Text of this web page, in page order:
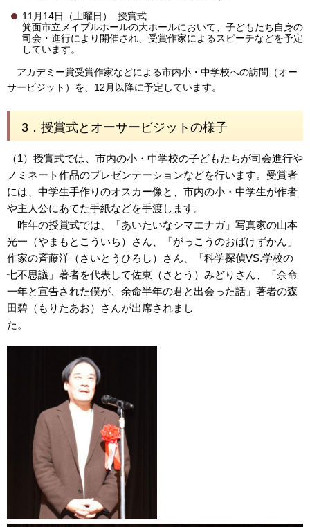
11月14日（土曜日） 授賞式
箕面市立メイプルホールの大ホールにおいて、子どもたち自身の
司会・進行により開催され、受賞作家によるスピーチなどを予定
しています。
アカデミー賞受賞作家などによる市内小・中学校への訪問（オー
サービジット）を、12月以降に予定しています。
3．授賞式とオーサービジットの様子
（1）授賞式では、市内の小・中学校の子どもたちが司会進行や
ノミネート作品のプレゼンテーションなどを行います。受賞者
には、中学生手作りのオスカー像と、市内の小・中学生が作者
や主人公にあてた手紙などを手渡します。
昨年の授賞式では、「あいたいなシマエナガ」写真家の山本
光一（やまもとこういち）さん、「がっこうのおばけずかん」
作家の斉藤洋（さいとうひろし）さん、「科学探偵VS.学校の
七不思議」著者を代表して佐東（さとう）みどりさん、「余命
一年と宣告された僕が、余命半年の君と出会った話」著者の森
田碧（もりたあお）さんが出席されまし
た。